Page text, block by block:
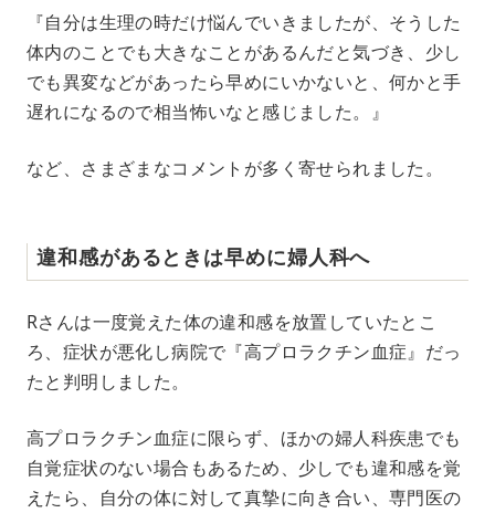
『自分は生理の時だけ悩んでいきましたが、そうした
体内のことでも大きなことがあるんだと気づき、少し
でも異変などがあったら早めにいかないと、何かと手
遅れになるので相当怖いなと感じました。』
など、さまざまなコメントが多く寄せられました。
違和感があるときは早めに婦人科へ
Rさんは一度覚えた体の違和感を放置していたとこ
ろ、症状が悪化し病院で『高プロラクチン血症』だっ
たと判明しました。
高プロラクチン血症に限らず、ほかの婦人科疾患でも
自覚症状のない場合もあるため、少しでも違和感を覚
えたら、自分の体に対して真摯に向き合い、専門医の